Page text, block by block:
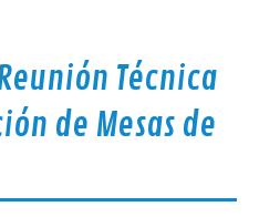
Técnica
de Mesas de